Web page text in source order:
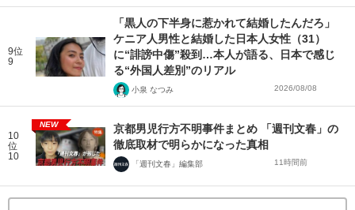
9位
9
「黒人の下半身に惹かれて結婚したんだろ」
ケニア人男性と結婚した日本人女性（31）
に“誹謗中傷”殺到…本人が語る、日本で感じ
る“外国人差別”のリアル
小泉 なつみ 2026/08/08
10
位
10
NEW
京都男児行方不明事件まとめ 「週刊文春」の
徹底取材で明らかになった真相
「週刊文春」編集部 11時間前